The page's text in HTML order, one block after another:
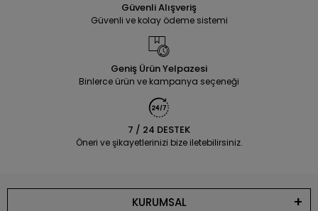
Güvenli Alışveriş
Güvenli ve kolay ödeme sistemi
Geniş Ürün Yelpazesi
Binlerce ürün ve kampanya seçeneği
7 / 24 DESTEK
Öneri ve şikayetlerinizi bize iletebilirsiniz.
KURUMSAL